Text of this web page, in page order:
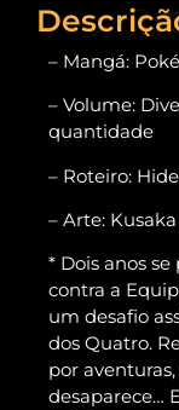
– Mangá:
– Volume:
quantidade
– Roteiro:
– Arte: Kusaka
* Dois anos
contra a
um desafio
dos Quatro.
por
desaparece…